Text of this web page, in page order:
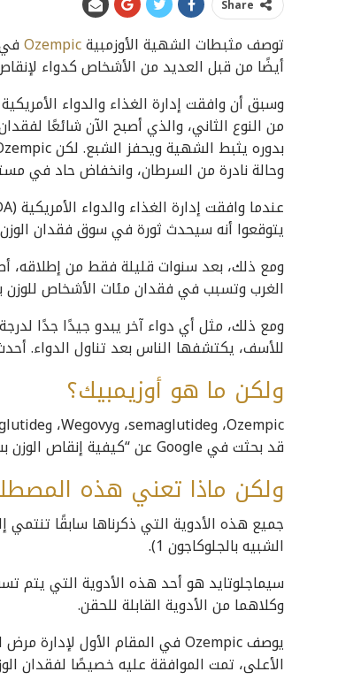
Share
توصف مثبطات الشهية الأوزمبيةOzempic
أيضًا من قبل العديد من الأشخاص كدواء
وحالة نادرة من السرطان، وانخفاض حاد في
يتوقعوا أنه سيحدث ثورة في سوق فقدان
الغرب وتسبب في فقدان مئات الأشخاص للوزن
للأسف، يكتشفها الناس بعد تناول الدواء.
ولكن ما هو أوزيمبيك؟
قد بحثت في Google عن “كيفية إنقاص الوزن بسرعة”.
ولكن ماذا تعني هذه
الشبيه بالجلوكاجون 1).
وكلاهما من الأدوية القابلة للحقن.
الأعلى، تمت الموافقة عليه خصيصًا لفقدان